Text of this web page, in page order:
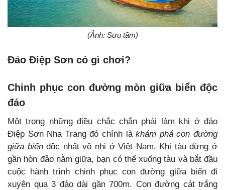
(Ảnh: Sưu tầm)
Đảo Điệp Sơn có gì chơi?
Chinh phục con đường mòn giữa biển độc
đáo
Một trong những điều chắc chắn phải làm khi ở đảo
Điệp Sơn Nha Trang đó chính làkhám phá con đường
giữa biểnđộc nhất vô nhị ở Việt Nam. Khi tàu dừng ở
gần hòn đảo nằm giữa, bạn có thể xuống tàu và bắt đầu
cuộc hành trình chinh phục con đường giữa biển đi
xuyên qua 3 đảo dài gần 700m. Con đường cát trắng